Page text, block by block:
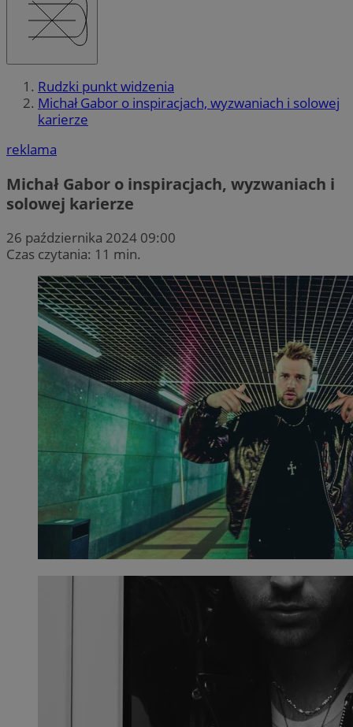
Rudzki punkt widzenia
Michał Gabor o inspiracjach, wyzwaniach i solowej
karierze
reklama
Michał Gabor o inspiracjach, wyzwaniach i
solowej karierze
26 października 2024 09:00
Czas czytania: 11 min.